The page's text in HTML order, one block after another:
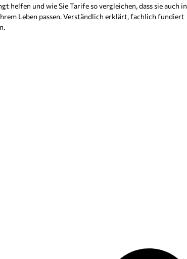
helfen und wie Sie Tarife so vergleichen, dass sie auch in
Leben passen. Verständlich erklärt, fachlich fundiert